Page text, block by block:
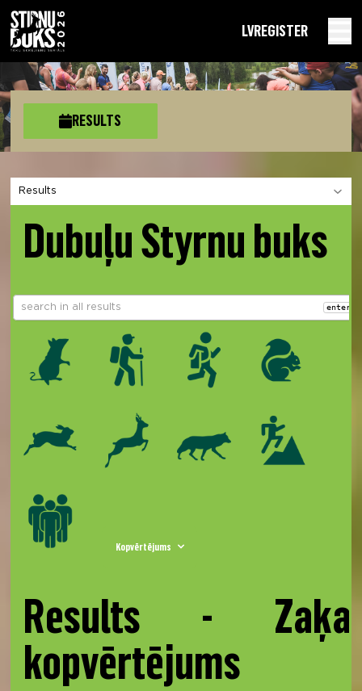
LVREGISTER
RESULTS
Choose a section
Dubuļu Styrnu buks
enter
Kopvērtējums
Results - Zaķa
kopvērtējums